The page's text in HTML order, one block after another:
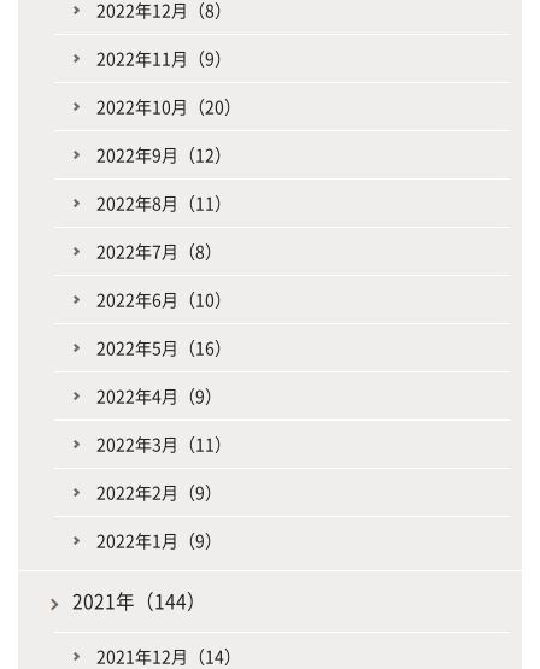
2022年12月（8）
2022年11月（9）
2022年10月（20）
2022年9月（12）
2022年8月（11）
2022年7月（8）
2022年6月（10）
2022年5月（16）
2022年4月（9）
2022年3月（11）
2022年2月（9）
2022年1月（9）
2021年（144）
2021年12月（14）